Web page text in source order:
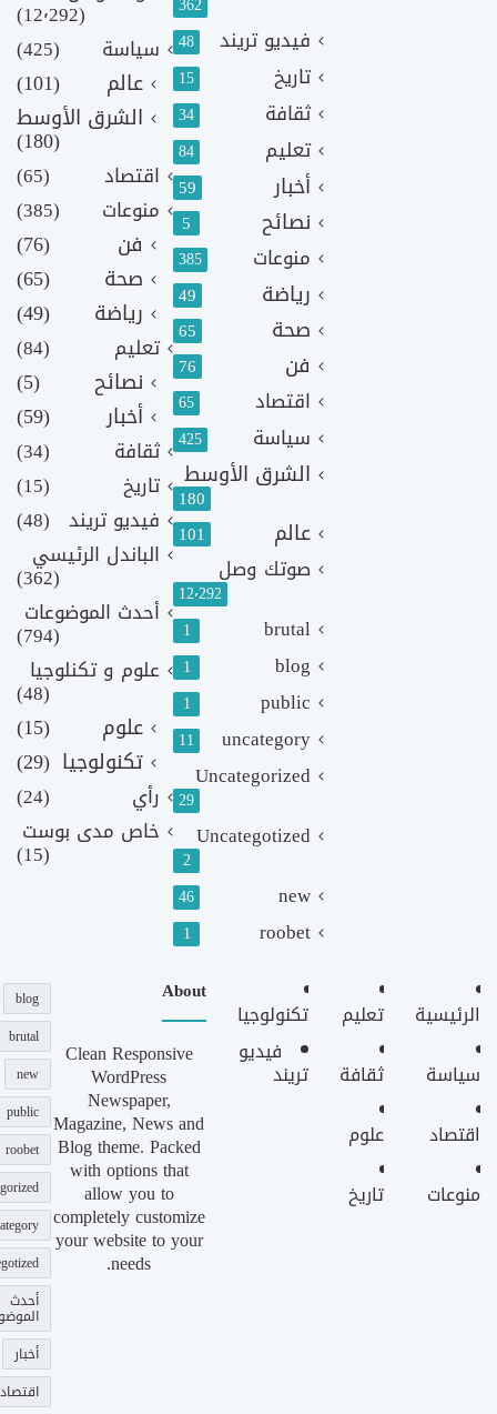
فيديو تريند 48
تاريخ 15
ثقافة 34
تعليم 84
أخبار 59
نصائح 5
منوعات 385
رياضة 49
صحة 65
فن 76
اقتصاد 65
سياسة 425
الشرق الأوسط
180
عالم 101
صوتك وصل
12٬292
brutal
1
blog
1
public
1
uncategory
11
Uncategorized
29
Uncategotized
2
new
46
roobet
1
(12٬292)
سياسة
(425)
عالم
(101)
الشرق الأوسط
(180)
اقتصاد
(65)
منوعات
(385)
فن
(76)
صحة
(65)
رياضة
(49)
تعليم (84)
نصائح
(5)
أخبار
(59)
ثقافة
(34)
تاريخ
(15)
فيديو تريند (48)
الباندل الرئيسي
(362)
أحدث الموضوعات
(794)
علوم و تكنلوجيا
(48)
علوم
(15)
تكنولوجيا (29)
رأي
(24)
خاص مدى بوست
(15)
الرئيسية
سياسة
اقتصاد
منوعات
تعليم
ثقافة
علوم
تاريخ
تكنولوجيا
فيديو
تريند
About
Clean Responsive
WordPress
Newspaper,
Magazine, News and
Blog theme. Packed
with options that
allow you to
completely customize
your website to your
needs.
blog
brutal
new
public
roobet
أحدث
أخبار
اقتصاد